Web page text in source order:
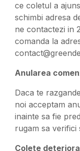
ce coletul a
schimbi adresa
ne contactezi in
comanda la
Anularea
Daca te
noi acceptam
inainte sa fie
rugam sa verifici
Colete